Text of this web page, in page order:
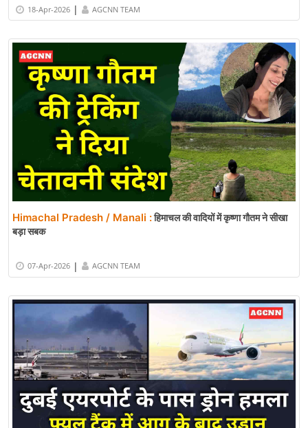
18-Apr-2026 | AGCNN TEAM
Himachal Pradesh / Manali :हिमाचल की वादियों में कृष्णा गौतम ने सीखा
बड़ा सबक
07-Apr-2026 | AGCNN TEAM